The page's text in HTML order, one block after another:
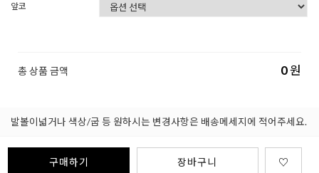
앞코
총 상품 금액 0원
발볼이넓거나 색상/굽 등 원하시는 변경사항은 배송메세지에 적어주세요.
구매하기 장바구니 ♡